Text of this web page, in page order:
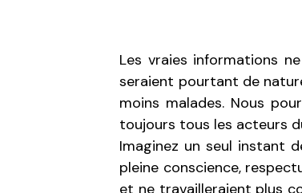
Les vraies informations
seraient pourtant de
moins malades. Nous
toujours tous les acteurs
Imaginez un seul instant
pleine conscience,